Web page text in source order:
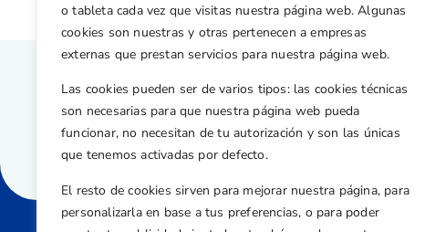
o tableta cada vez que visitas nuestra página web. Algunas
cookies son nuestras y otras pertenecen a empresas
externas que prestan servicios para nuestra página web.
Las cookies pueden ser de varios tipos: las cookies técnicas
son necesarias para que nuestra página web pueda
funcionar, no necesitan de tu autorización y son las únicas
que tenemos activadas por defecto.
El resto de cookies sirven para mejorar nuestra página, para
personalizarla en base a tus preferencias, o para poder